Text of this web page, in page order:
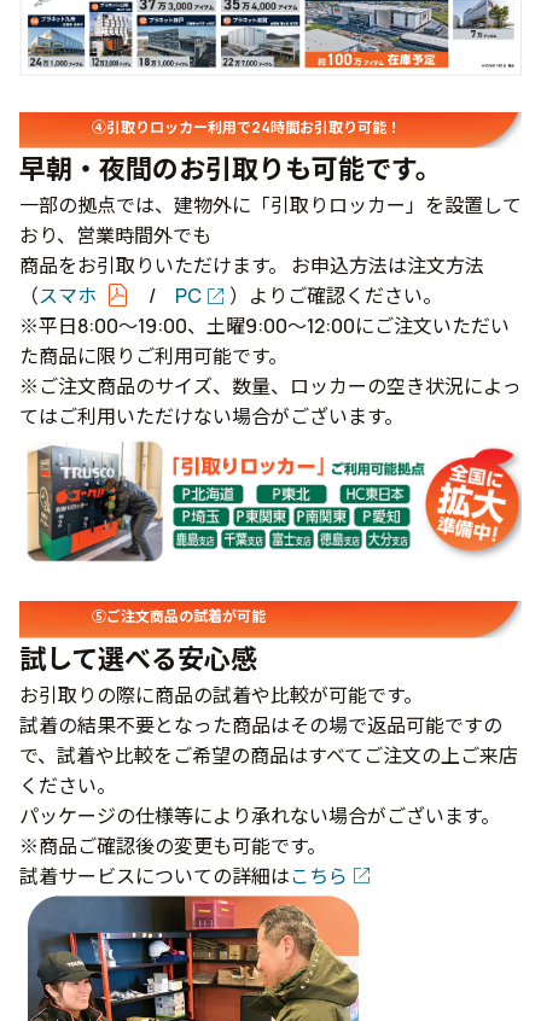
④引取りロッカー利用で24時間お引取り可能！
早朝・夜間のお引取りも可能です。
一部の拠点では、建物外に「引取りロッカー」を設置して
おり、営業時間外でも
商品をお引取りいただけます。 お申込方法は注文方法
（スマホ / PC
）よりご確認ください。
※平日8:00～19:00、土曜9:00～12:00にご注文いただい
た商品に限りご利用可能です。
※ご注文商品のサイズ、数量、ロッカーの空き状況によっ
てはご利用いただけない場合がございます。
⑤ご注文商品の試着が可能
試して選べる安心感
お引取りの際に商品の試着や比較が可能です。
試着の結果不要となった商品はその場で返品可能ですの
で、試着や比較をご希望の商品はすべてご注文の上ご来店
ください。
パッケージの仕様等により承れない場合がございます。
※商品ご確認後の変更も可能です。
試着サービスについての詳細はこちら